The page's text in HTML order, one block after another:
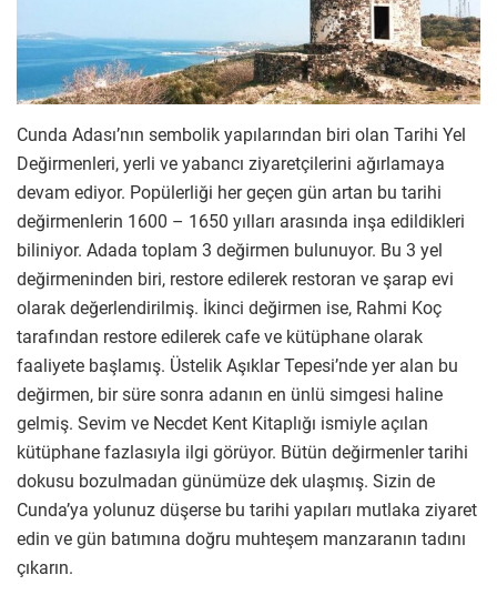
Cunda Adası’nın sembolik yapılarından biri olan Tarihi Yel
Değirmenleri, yerli ve yabancı ziyaretçilerini ağırlamaya
devam ediyor. Popülerliği her geçen gün artan bu tarihi
değirmenlerin 1600 – 1650 yılları arasında inşa edildikleri
biliniyor. Adada toplam 3 değirmen bulunuyor. Bu 3 yel
değirmeninden biri, restore edilerek restoran ve şarap evi
olarak değerlendirilmiş. İkinci değirmen ise, Rahmi Koç
tarafından restore edilerek cafe ve kütüphane olarak
faaliyete başlamış. Üstelik Aşıklar Tepesi’nde yer alan bu
değirmen, bir süre sonra adanın en ünlü simgesi haline
gelmiş. Sevim ve Necdet Kent Kitaplığı ismiyle açılan
kütüphane fazlasıyla ilgi görüyor. Bütün değirmenler tarihi
dokusu bozulmadan günümüze dek ulaşmış. Sizin de
Cunda’ya yolunuz düşerse bu tarihi yapıları mutlaka ziyaret
edin ve gün batımına doğru muhteşem manzaranın tadını
çıkarın.